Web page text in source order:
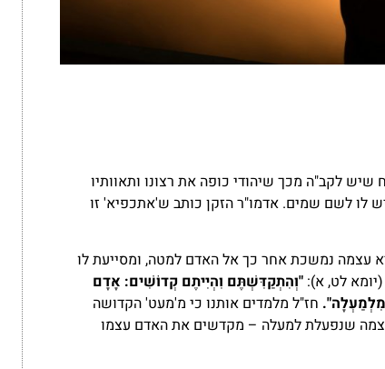
לקב"ה מכך שיהודי כופה את רצונו ותאוותיו
לו לשם שמים. אדמו"ר הזקן כותב ש'אתכפיא' זו
עצמה נמשכת אחר כך אל האדם למטה, ומסייעת לו
לט, א): "וְהִתְקַדִּשְׁתֶּם וִהְיִיתֶם קְדוֹשִׁים: אָדָם
חז"ל מלמדים אותנו כי מ'מעט' הקדושה
שנפעלת למעלה – מקדשים את האדם עצמו